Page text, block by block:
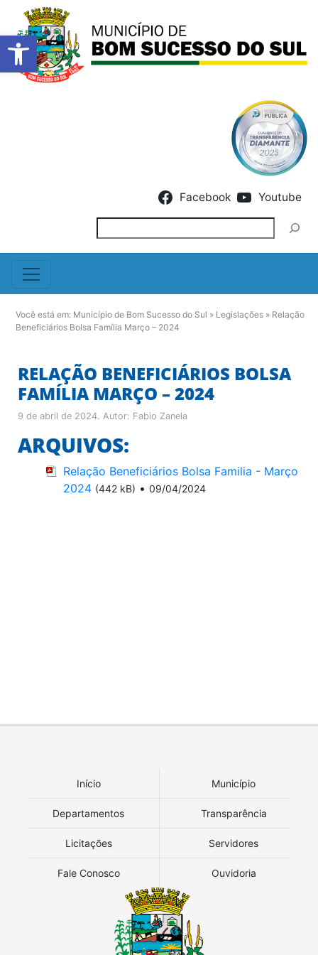
Barra de Ferramentas
Facebook Youtube
Você está em: Município de Bom Sucesso do Sul » Legislações » Relação
Beneficiários Bolsa Família Março – 2024
RELAÇÃO BENEFICIÁRIOS BOLSA
FAMÍLIA MARÇO – 2024
9 de abril de 2024. Autor: Fabio Zanela
ARQUIVOS:
Relação Beneficiários Bolsa Familia - Março
2024 (442 kB) • 09/04/2024
Início Município
Departamentos Transparência
Licitações Servidores
Fale Conosco Ouvidoria